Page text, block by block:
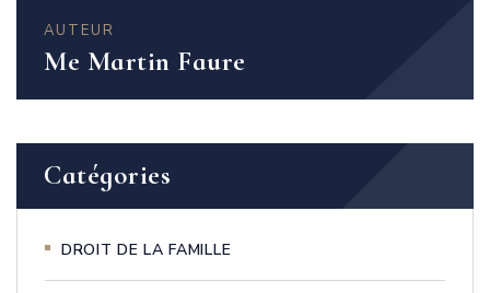
AUTEUR
Me Martin Faure
Catégories
DROIT DE LA FAMILLE